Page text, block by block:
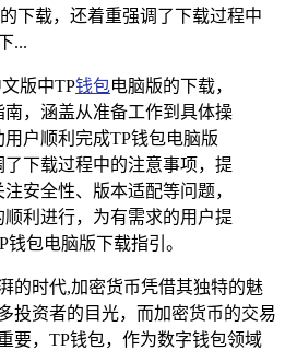
下载，还着重强调了下载过程中
...
版中TP钱包电脑版的下载，
，涵盖从准备工作到具体操
户顺利完成TP钱包电脑版
下载过程中的注意事项，提
安全性、版本适配等问题，
利进行，为有需求的用户提
包电脑版下载指引。
的时代,加密货币凭借其独特的魅
投资者的目光，而加密货币的交易
要，TP钱包，作为数字钱包领域